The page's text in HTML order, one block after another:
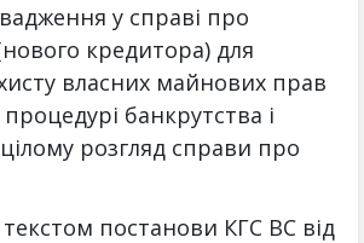
у справі про
кредитора) для
власних майнових прав
процедурі банкрутства і
розгляд справи про
постанови КГС ВС від